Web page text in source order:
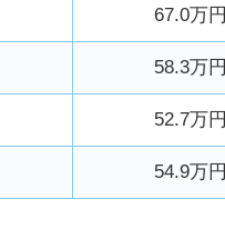
67.0万円
58.3万円
52.7万円
54.9万円